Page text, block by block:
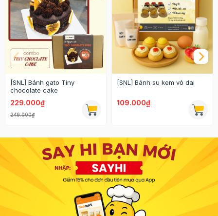
[SNL] Bánh gato Tiny
chocolate cake
229.000₫
249.000₫
[SNL] Bánh su kem vỏ dai
109.000₫